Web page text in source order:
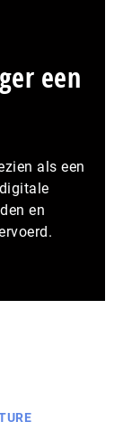
een
als een
en